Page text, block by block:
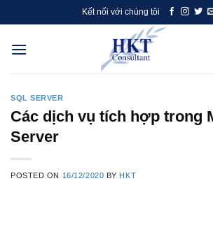
to
content
Kết nối với chúng tôi
SQL SERVER
Các dịch vụ tích hợp trong
Server
POSTED ON 16/12/2020 BY HKT